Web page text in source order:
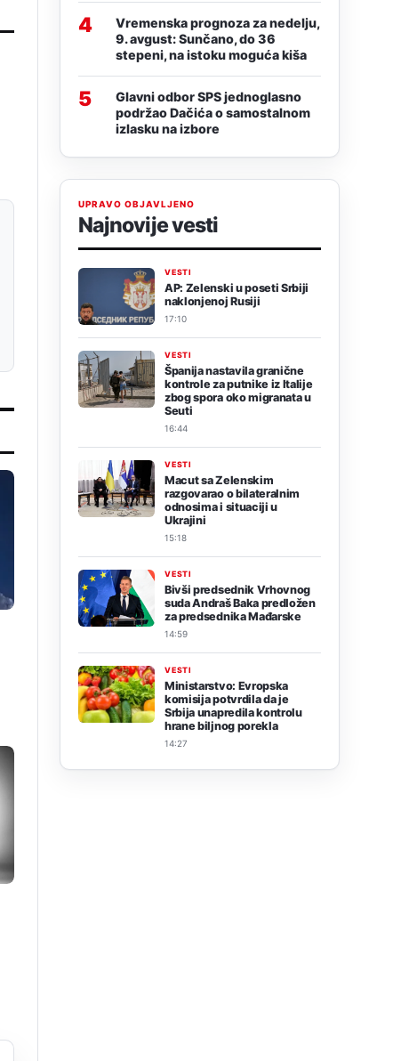
4
Vremenska prognoza za nedelju,
9. avgust: Sunčano, do 36
stepeni, na istoku moguća kiša
5
Glavni odbor SPS jednoglasno
podržao Dačića o samostalnom
izlasku na izbore
UPRAVO OBJAVLJENO
Najnovije vesti
VESTI
AP: Zelenski u poseti Srbiji
naklonjenoj Rusiji
17:10
VESTI
Španija nastavila granične
kontrole za putnike iz Italije
zbog spora oko migranata u
Seuti
16:44
VESTI
Macut sa Zelenskim
razgovarao o bilateralnim
odnosima i situaciji u
Ukrajini
15:18
VESTI
Bivši predsednik Vrhovnog
suda Andraš Baka predložen
za predsednika Mađarske
14:59
VESTI
Ministarstvo: Evropska
komisija potvrdila da je
Srbija unapredila kontrolu
hrane biljnog porekla
14:27